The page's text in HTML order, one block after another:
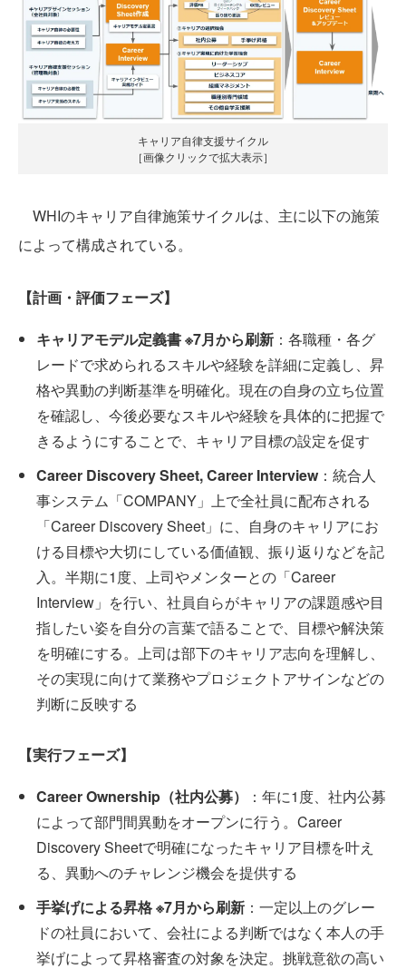
キャリア自律支援サイクル
［画像クリックで拡大表示］
WHIのキャリア自律施策サイクルは、主に以下の施策
によって構成されている。
【計画・評価フェーズ】
キャリアモデル定義書 ※7月から刷新 ：各職種・各グ
レードで求められるスキルや経験を詳細に定義し、昇
格や異動の判断基準を明確化。現在の自身の立ち位置
を確認し、今後必要なスキルや経験を具体的に把握で
きるようにすることで、キャリア目標の設定を促す
Career Discovery Sheet, Career Interview ：統合人
事システム「COMPANY」上で全社員に配布される
「Career Discovery Sheet」に、自身のキャリアにお
ける目標や大切にしている価値観、振り返りなどを記
入。半期に1度、上司やメンターとの「Career
Interview」を行い、社員自らがキャリアの課題感や目
指したい姿を自分の言葉で語ることで、目標や解決策
を明確にする。上司は部下のキャリア志向を理解し、
その実現に向けて業務やプロジェクトアサインなどの
判断に反映する
【実行フェーズ】
Career Ownership（社内公募）
：年に1度、社内公募
によって部門間異動をオープンに行う。Career
Discovery Sheetで明確になったキャリア目標を叶え
る、異動へのチャレンジ機会を提供する
手挙げによる昇格 ※7月から刷新 ：一定以上のグレー
ドの社員において、会社による判断ではなく本人の手
挙げによって昇格審査の対象を決定。挑戦意欲の高い